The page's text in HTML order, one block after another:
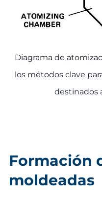
Diagrama de
los métodos clave
destinados
Formación
moldeadas